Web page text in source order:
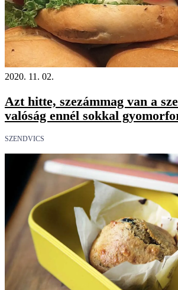
2020. 11. 02.
Azt hitte, szezámmag van a
valóság ennél sokkal
SZENDVICS